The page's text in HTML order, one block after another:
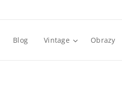
Blog Vintage Obrazy